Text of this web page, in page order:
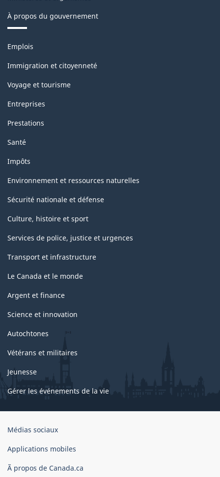
À propos du gouvernement
Thèmes
sujets
Emplois
Immigration et citoyenneté
Voyage et tourisme
Entreprises
Prestations
Santé
Impôts
Environnement et ressources naturelles
Sécurité nationale et défense
Culture, histoire et sport
Services de police, justice et urgences
Transport et infrastructure
Le Canada et le monde
Argent et finance
Science et innovation
Autochtones
Vétérans et militaires
Jeunesse
Gérer les événements de la vie
Organisation
gouvernement
Canada
Médias sociaux
Applications mobiles
Ã propos de Canada.ca